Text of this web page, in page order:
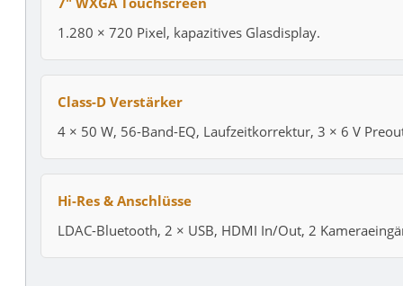
1.280 × 720 Pixel, kapazitives Glasdisplay.
Class-D Verstärker
4 × 50 W, 56-Band-EQ, Laufzeitkorrektur, 3 × 6 V
Hi-Res & Anschlüsse
LDAC-Bluetooth, 2 × USB, HDMI In/Out, 2